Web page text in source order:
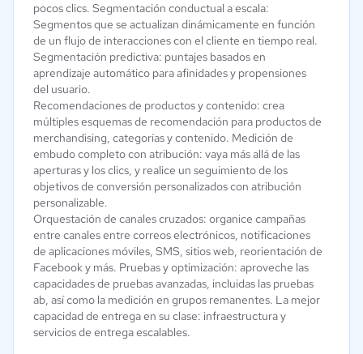
pocos clics. Segmentación conductual a escala:
Segmentos que se actualizan dinámicamente en función
de un flujo de interacciones con el cliente en tiempo real.
Segmentación predictiva: puntajes basados ​​en
aprendizaje automático para afinidades y propensiones
del usuario.
Recomendaciones de productos y contenido: crea
múltiples esquemas de recomendación para productos de
merchandising, categorías y contenido. Medición de
embudo completo con atribución: vaya más allá de las
aperturas y los clics, y realice un seguimiento de los
objetivos de conversión personalizados con atribución
personalizable.
Orquestación de canales cruzados: organice campañas
entre canales entre correos electrónicos, notificaciones
de aplicaciones móviles, SMS, sitios web, reorientación de
Facebook y más. Pruebas y optimización: aproveche las
capacidades de pruebas avanzadas, incluidas las pruebas
ab, así como la medición en grupos remanentes. La mejor
capacidad de entrega en su clase: infraestructura y
servicios de entrega escalables.